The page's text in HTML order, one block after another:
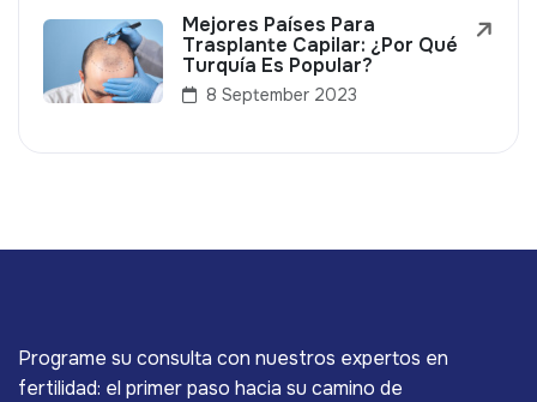
Mejores Países Para
Trasplante Capilar: ¿Por Qué
Turquía Es Popular?
8 September 2023
Programe su consulta con nuestros expertos en
fertilidad: el primer paso hacia su camino de